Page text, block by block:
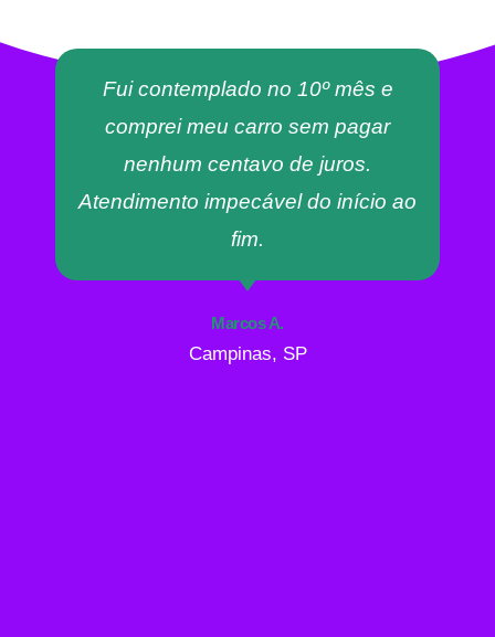
Fui contemplado no 10º mês e
comprei meu carro sem pagar
nenhum centavo de juros.
Atendimento impecável do início ao
fim.
Marcos A.
Campinas, SP